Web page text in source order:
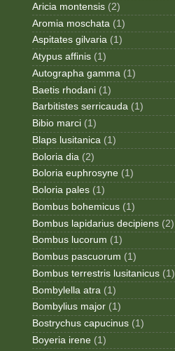
Aricia montensis (2)
Aromia moschata (1)
Aspitates gilvaria (1)
Atypus affinis (1)
Autographa gamma (1)
Baetis rhodani (1)
Barbitistes serricauda (1)
Bibio marci (1)
Blaps lusitanica (1)
Boloria dia (2)
Boloria euphrosyne (1)
Boloria pales (1)
Bombus bohemicus (1)
Bombus lapidarius decipiens (2)
Bombus lucorum (1)
Bombus pascuorum (1)
Bombus terrestris lusitanicus (1)
Bombylella atra (1)
Bombylius major (1)
Bostrychus capucinus (1)
Boyeria irene (1)